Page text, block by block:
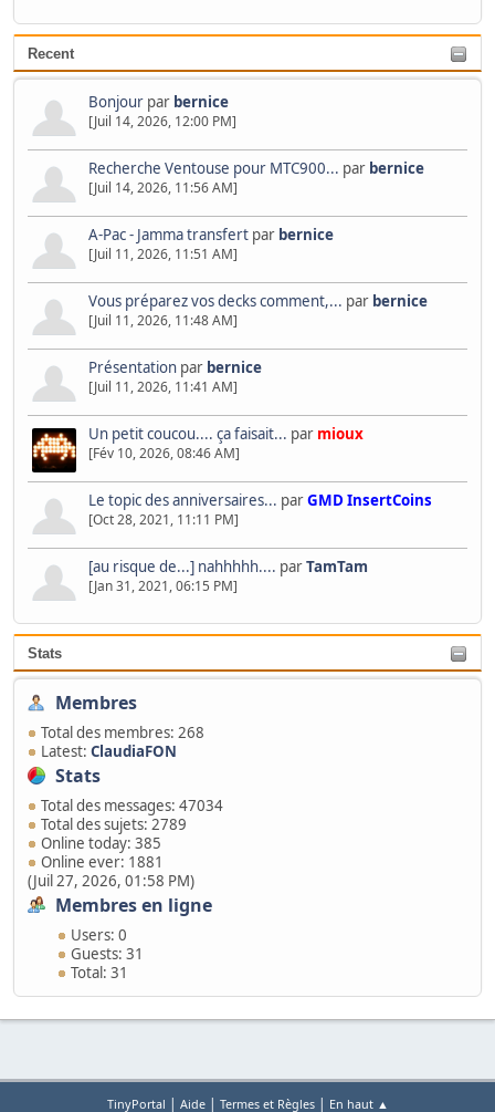
Recent
Bonjour par bernice
[Juil 14, 2026, 12:00 PM]
Recherche Ventouse pour MTC900... par bernice
[Juil 14, 2026, 11:56 AM]
A-Pac - Jamma transfert par bernice
[Juil 11, 2026, 11:51 AM]
Vous préparez vos decks comment,... par bernice
[Juil 11, 2026, 11:48 AM]
Présentation par bernice
[Juil 11, 2026, 11:41 AM]
Un petit coucou.... ça faisait... par mioux
[Fév 10, 2026, 08:46 AM]
Le topic des anniversaires... parGMD InsertCoins
[Oct 28, 2021, 11:11 PM]
[au risque de...] nahhhhh.... parTamTam
[Jan 31, 2021, 06:15 PM]
Stats
Membres
Total des membres: 268
Latest: ClaudiaFON
Stats
Total des messages: 47034
Total des sujets: 2789
Online today: 385
Online ever: 1881
(Juil 27, 2026, 01:58 PM)
Membres en ligne
Users: 0
Guests: 31
Total: 31
TinyPortal | Aide| Termes et Règles| En haut ▲